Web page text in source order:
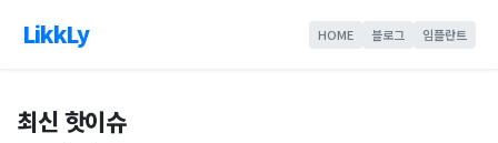
LikkLy HOME 블로그 임플란트
최신 핫이슈